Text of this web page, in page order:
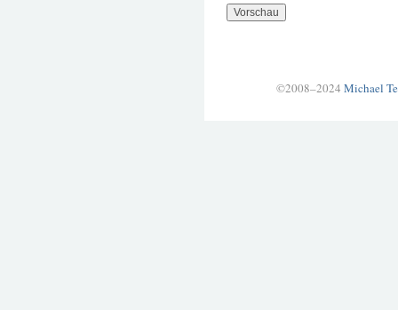
©2008–2024 Michael